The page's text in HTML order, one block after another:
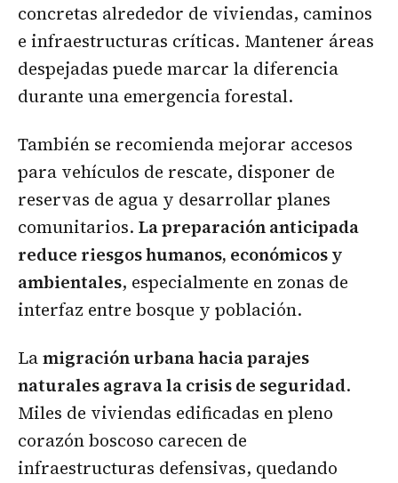
concretas alrededor de viviendas, caminos
e infraestructuras críticas. Mantener áreas
despejadas puede marcar la diferencia
durante una emergencia forestal.
También se recomienda mejorar accesos
para vehículos de rescate, disponer de
reservas de agua y desarrollar planes
comunitarios. La preparación anticipada
reduce riesgos humanos, económicos y
ambientales, especialmente en zonas de
interfaz entre bosque y población.
Lamigración urbana hacia parajes
naturales agrava la crisis de seguridad.
Miles de viviendas edificadas en pleno
corazón boscoso carecen de
infraestructuras defensivas, quedando